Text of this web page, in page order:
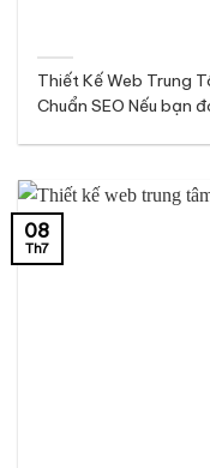
Thiết Kế Web Trung
Chuẩn SEO Nếu bạn
08
Th7